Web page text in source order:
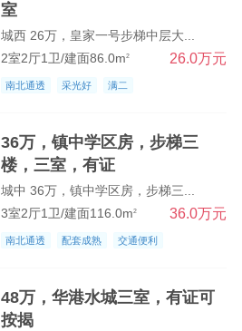
室
城西 26万，皇家一号步梯中层大...
2室2厅1卫/建面86.0m2 26.0万元
南北通透 采光好 满二
36万，镇中学区房，步梯三
楼，三室，有证
城中 36万，镇中学区房，步梯三...
3室2厅1卫/建面116.0m2 36.0万元
南北通透 配套成熟 交通便利
48万，华港水城三室，有证可
按揭